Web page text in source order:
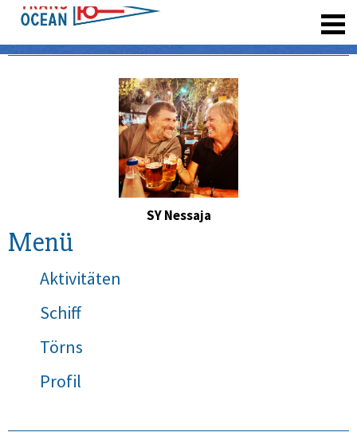
SY Nessaja
Menü
Aktivitäten
Schiff
Törns
Profil